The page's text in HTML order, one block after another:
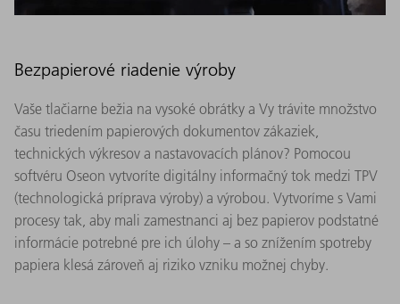
Bezpapierové riadenie výroby
Vaše tlačiarne bežia na vysoké obrátky a Vy trávite množstvo
času triedením papierových dokumentov zákaziek,
technických výkresov a nastavovacích plánov? Pomocou
softvéru Oseon vytvoríte digitálny informačný tok medzi TPV
(technologická príprava výroby) a výrobou. Vytvoríme s Vami
procesy tak, aby mali zamestnanci aj bez papierov podstatné
informácie potrebné pre ich úlohy – a so znížením spotreby
papiera klesá zároveň aj riziko vzniku možnej chyby.